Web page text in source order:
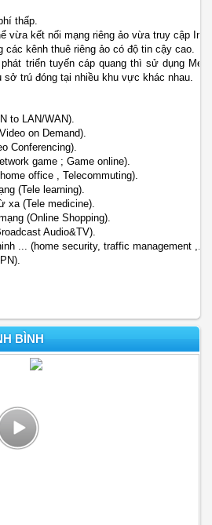
thấp.
vừa kết nối mạng riêng ảo vừa truy cập
các kênh thuê riêng ảo có độ tin cậy cao.
triển tuyến cáp quang thì sử dụng
sở trú đóng tại nhiều khu vực khác nhau.
to LAN/WAN).
on Demand).
Conferencing).
game ; Game online).
office , Telecommuting).
(Tele learning).
xa (Tele medicine).
(Online Shopping).
Audio&TV).
... (home security, traffic management ,..
BÌNH